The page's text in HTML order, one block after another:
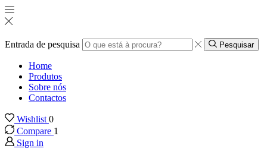
Entrada de pesquisa Pesquisar
Home
Produtos
Sobre nós
Contactos
Wishlist 0
Compare 1
Sign in